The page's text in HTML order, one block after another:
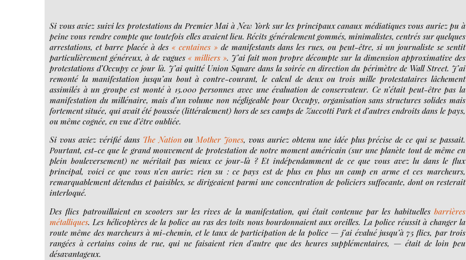
Si vous aviez suivi les protestations du Premier Mai à New York sur les principaux canaux médiatiques vous auriez pu à
peine vous rendre compte que toutefois elles avaient lieu. Récits généralement gommés, minimalistes, centrés sur quelques
arrestations, et barre placée à des « centaines »de manifestants dans les rues, ou peut-être, si un journaliste se sentit
particulièrement généreux, à de vagues « milliers ». J’ai fait mon propre décompte sur la dimension approximative des
protestations d’Occupy ce jour là. J’ai quitté Union Square dans la soirée en direction du périmètre de Wall Street. J’ai
remonté la manifestation jusqu’au bout à contre-courant, le calcul de deux ou trois mille protestataires lâchement
assimilés à un groupe est monté à 15.000 personnes avec une évaluation de conservateur. Ce n’était peut-être pas la
manifestation du millénaire, mais d’un volume non négligeable pour Occupy, organisation sans structures solides mais
fortement située, qui avait été poussée (littéralement) hors de ses camps de Zuccotti Park et d’autres endroits dans le pays,
ou même cognée, en vue d’être oubliée.
Si vous aviez vérifié dans The Nation ouMother Jones, vous auriez obtenu une idée plus précise de ce qui se passait.
Pourtant, est-ce que le grand mouvement de protestation de notre moment américain (sur une planète tout de même en
plein bouleversement) ne méritait pas mieux ce jour-là ? Et indépendamment de ce que vous avez lu dans le flux
principal, voici ce que vous n’en auriez rien su : ce pays est de plus en plus un camp en arme et ces marcheurs,
remarquablement détendus et paisibles, se dirigeaient parmi une concentration de policiers suffocante, dont on resterait
interloqué.
Des flics patrouillaient en scooters sur les rives de la manifestation, qui était contenue par les habituelles barrières
métalliques. Les hélicoptères de la police au ras des toits nous bourdonnaient aux oreilles. La police réussit à changer la
route même des marcheurs à mi-chemin, et le taux de participation de la police — j’ai évalué jusqu’à 75 flics, par trois
rangées à certains coins de rue, qui ne faisaient rien d’autre que des heures supplémentaires, — était de loin peu
désavantageux.